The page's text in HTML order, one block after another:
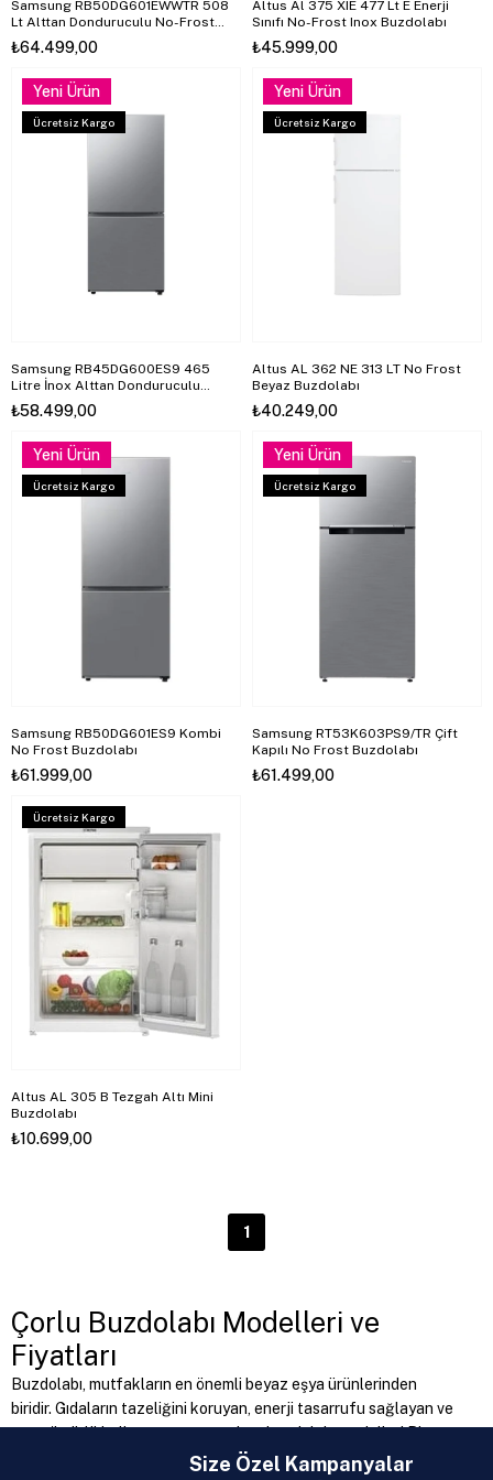
Samsung RB50DG601EWWTR 508
Lt Alttan Donduruculu No-Frost
Buzdolabı, Wi-Fi
₺64.499,00
Altus Al 375 XIE 477 Lt E Enerji
Sınıfı No-Frost Inox Buzdolabı
₺45.999,00
Samsung RB45DG600ES9 465
Litre İnox Alttan Donduruculu
Buzdolabı
₺58.499,00
Yeni Ürün
Ücretsiz Kargo
Altus AL 362 NE 313 LT No Frost
Beyaz Buzdolabı
₺40.249,00
Yeni Ürün
Ücretsiz Kargo
Samsung RB50DG601ES9 Kombi
No Frost Buzdolabı
₺61.999,00
Yeni Ürün
Ücretsiz Kargo
Samsung RT53K603PS9/TR Çift
Kapılı No Frost Buzdolabı
₺61.499,00
Yeni Ürün
Ücretsiz Kargo
Altus AL 305 B Tezgah Altı Mini
Buzdolabı
₺10.699,00
Ücretsiz Kargo
1
Çorlu Buzdolabı Modelleri ve
Fiyatları
Buzdolabı, mutfakların en önemli beyaz eşya ürünlerinden
biridir. Gıdaların tazeliğini koruyan, enerji tasarrufu sağlayan ve
uzun ömürlü kullanım sunan modern buzdolabı modelleri Bizce
AVM'de sizleri bekliyor. Çorlu buzdolabı mağazası arayan
Size Özel Kampanyalar